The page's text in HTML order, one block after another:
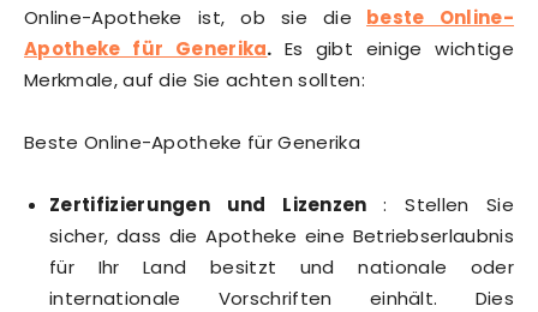
Online-Apotheke ist, ob sie die
beste Online-
Apotheke für Generika. Es gibt einige wichtige
Merkmale, auf die Sie achten sollten:
Beste Online-Apotheke für Generika
Zertifizierungen und Lizenzen: Stellen Sie
sicher, dass die Apotheke eine Betriebserlaubnis
für Ihr Land besitzt und nationale oder
internationale Vorschriften einhält. Dies